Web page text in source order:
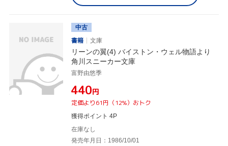
中古
書籍
文庫
リーンの翼(4) バイストン・ウェル物語より
角川スニーカー文庫
富野由悠季
¥440円
定価より61円（12%）おトク
獲得ポイント 4P
在庫なし
発売年月日：1986/10/01